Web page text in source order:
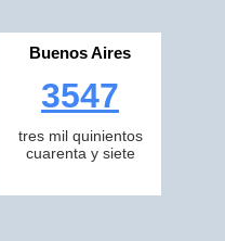
Buenos Aires
3547
tres mil quinientos
cuarenta y siete